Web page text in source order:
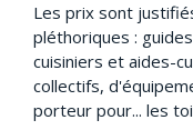
Les prix sont
pléthoriques :
cuisiniers et aides-
collectifs,
porteur pour... les